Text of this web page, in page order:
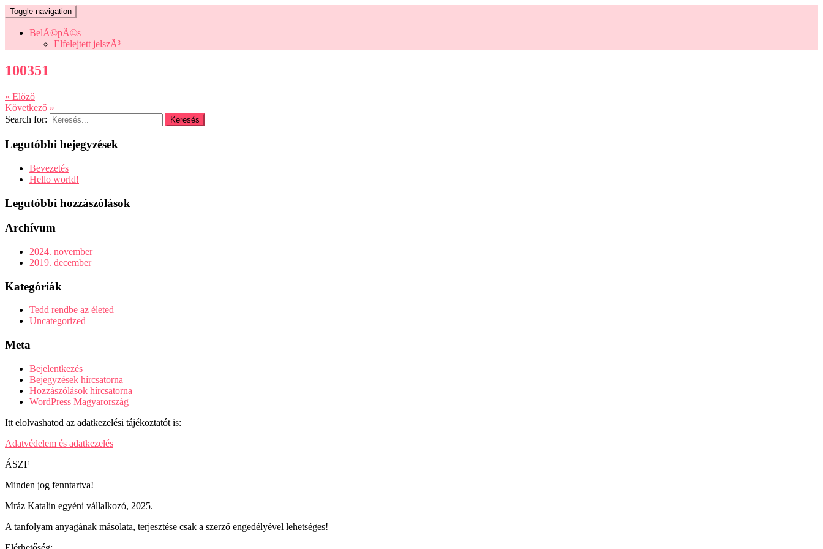
Toggle navigation
BelÃ©pÃ©s
Elfelejtett jelszÃ³
100351
« Előző
Következő »
Search for:
Legutóbbi bejegyzések
Bevezetés
Hello world!
Legutóbbi hozzászólások
Archívum
2024. november
2019. december
Kategóriák
Tedd rendbe az életed
Uncategorized
Meta
Bejelentkezés
Bejegyzések hírcsatorna
Hozzászólások hírcsatorna
WordPress Magyarország
Itt elolvashatod az adatkezelési tájékoztatót is:
Adatvédelem és adatkezelés
ÁSZF
Minden jog fenntartva!
Mráz Katalin egyéni vállalkozó, 2025.
A tanfolyam anyagának másolata, terjesztése csak a szerző engedélyével lehetséges!